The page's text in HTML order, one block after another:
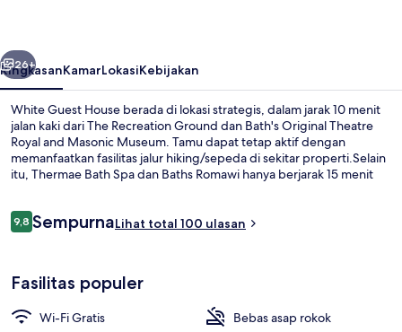
Berikutnya
26+
RingkasanKamarLokasiKebijakan
White Guest House berada di lokasi strategis, dalam jarak 10 menit
jalan kaki dari The Recreation Ground dan Bath's Original Theatre
Royal and Masonic Museum. Tamu dapat tetap aktif dengan
memanfaatkan fasilitas jalur hiking/sepeda di sekitar properti.Selain
itu, Thermae Bath Spa dan Baths Romawi hanya berjarak 15 menit
Ulasan
9,89,8 dari 10
SempurnaLihat total 100 ulasan
Fasilitas populer
Wi-Fi Gratis
Bebas asap rokok